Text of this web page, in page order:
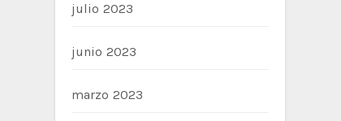
julio 2023
junio 2023
marzo 2023